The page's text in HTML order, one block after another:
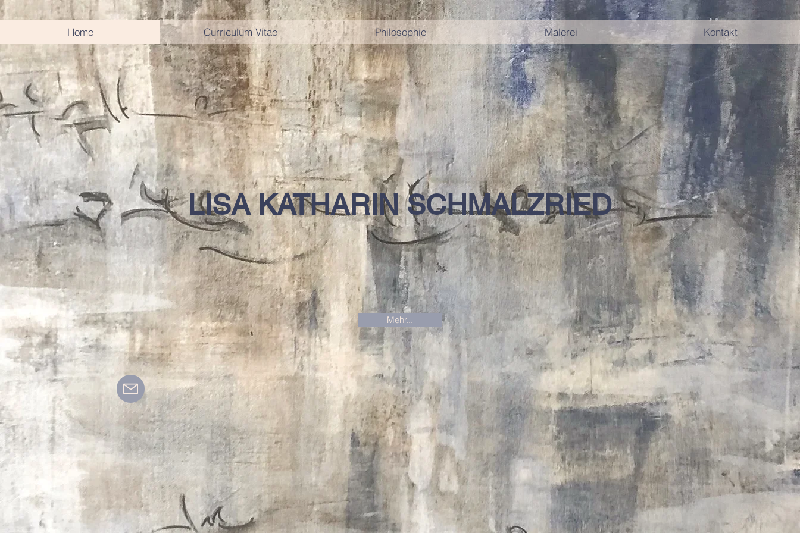
Home Curriculum Vitae Philosophie Malerei Kontakt
LISA KATHARIN SCHMALZRIED
Mehr...